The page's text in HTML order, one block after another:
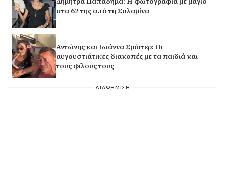
στα 62 της από τη Σαλαμίνα
Αντώνης και Ιωάννα Σρόιτερ: Οι
αυγουστιάτικες διακοπές με τα παιδιά και
τους φίλους τους
ΔΙΑΦΗΜΙΣΗ